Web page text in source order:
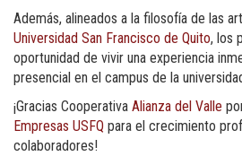
Además, alineados a la filosofía de las
Universidad San Francisco de Quito, los
oportunidad de vivir una experiencia
presencial en el campus de la
¡Gracias Cooperativa Alianza del Valle
Empresas USFQ para el crecimiento
colaboradores!